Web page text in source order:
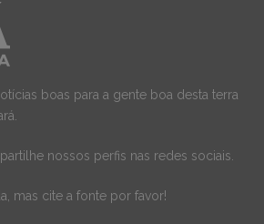
boas para a gente boa desta terra
nossos perfis nas redes sociais.
mas cite a fonte por favor!